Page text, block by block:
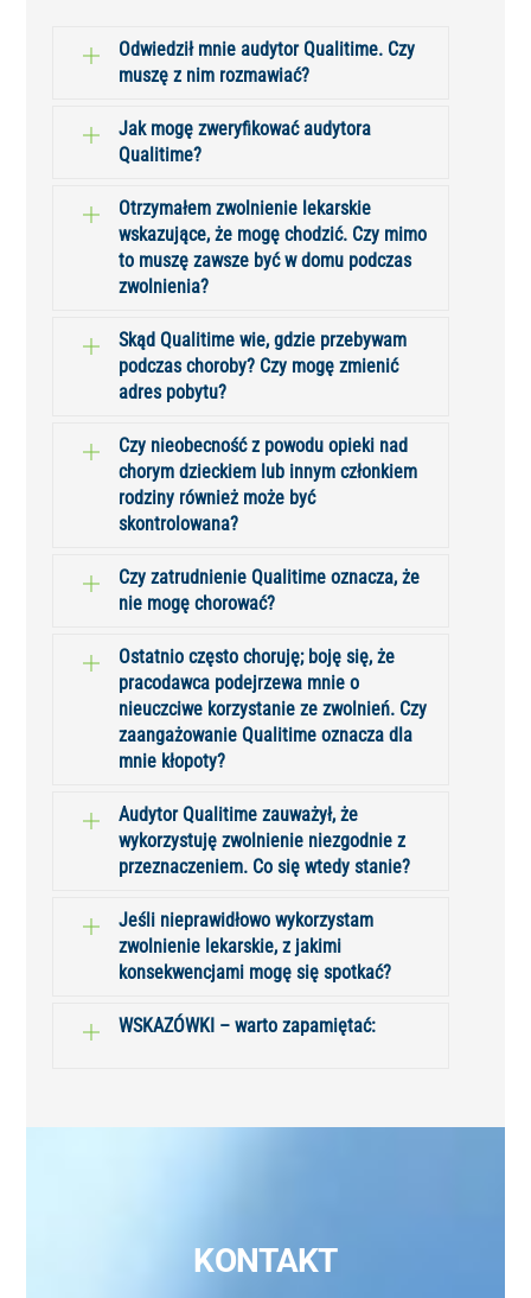
Odwiedził mnie audytor Qualitime. Czy
muszę z nim rozmawiać?
Jak mogę zweryfikować audytora
Qualitime?
Otrzymałem zwolnienie lekarskie
wskazujące, że mogę chodzić. Czy mimo
to muszę zawsze być w domu podczas
zwolnienia?
Skąd Qualitime wie, gdzie przebywam
podczas choroby? Czy mogę zmienić
adres pobytu?
Czy nieobecność z powodu opieki nad
chorym dzieckiem lub innym członkiem
rodziny również może być
skontrolowana?
Czy zatrudnienie Qualitime oznacza, że
nie mogę chorować?
Ostatnio często choruję; boję się, że
pracodawca podejrzewa mnie o
nieuczciwe korzystanie ze zwolnień. Czy
zaangażowanie Qualitime oznacza dla
mnie kłopoty?
Audytor Qualitime zauważył, że
wykorzystuję zwolnienie niezgodnie z
przeznaczeniem. Co się wtedy stanie?
Jeśli nieprawidłowo wykorzystam
zwolnienie lekarskie, z jakimi
konsekwencjami mogę się spotkać?
WSKAZÓWKI – warto zapamiętać:
KONTAKT